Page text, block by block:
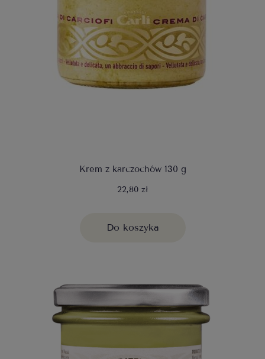
Krem z karczochów 130 g
22,80 zł
Do koszyka